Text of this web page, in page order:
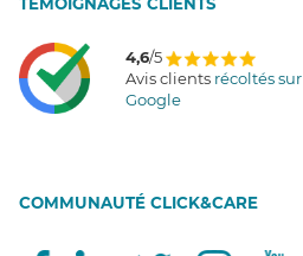
4,6/5
Avis clients récoltés sur
Google
COMMUNAUTÉ CLICK&CARE